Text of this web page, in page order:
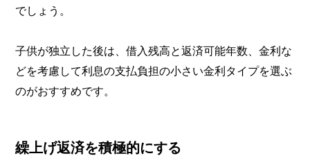
でしょう。
子供が独立した後は、借入残高と返済可能年数、金利な
どを考慮して利息の支払負担の小さい金利タイプを選ぶ
のがおすすめです。
繰上げ返済を積極的にする